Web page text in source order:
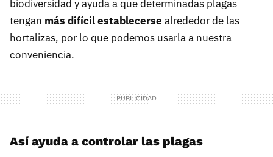
biodiversidad y ayuda a que determinadas plagas
tengan más difícil establecerse alrededor de las
hortalizas, por lo que podemos usarla a nuestra
conveniencia.
Así ayuda a controlar las plagas